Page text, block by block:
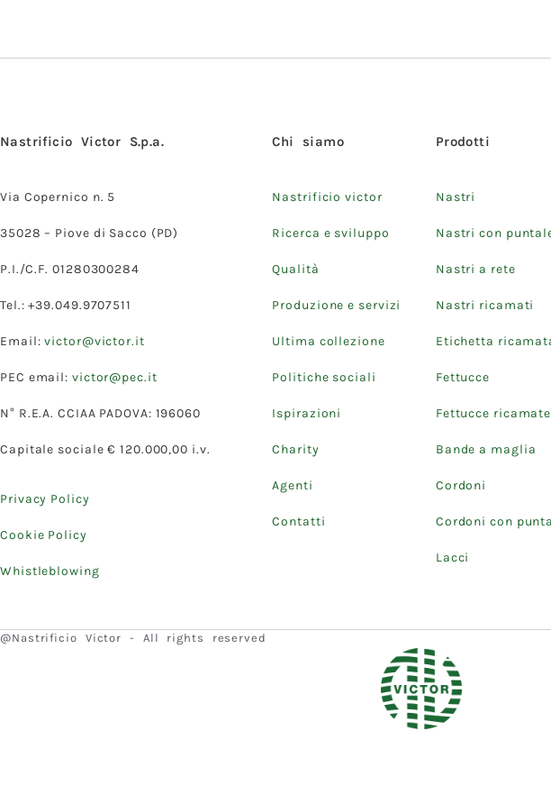
Nastrificio Victor S.p.a.
Via Copernico n. 5
35028 – Piove di Sacco (PD)
P.I./C.F. 01280300284
Tel.: +39.049.9707511
Email:victor@victor.it
PEC email: victor@pec.it
N° R.E.A. CCIAA PADOVA: 196060
Capitale sociale € 120.000,00 i.v.
Privacy Policy
Cookie Policy
Whistleblowing
Chi siamo
Nastrificio victor
Ricerca e sviluppo
Qualità
Produzione e servizi
Ultima collezione
Politiche sociali
Ispirazioni
Charity
Agenti
Contatti
Prodotti
Nastri
Nastri con
Nastri a rete
Nastri ricamati
Etichetta
Fettucce
Fettucce ricamate
Bande a maglia
Cordoni
Cordoni con
Lacci
@Nastrificio Victor - All rights reserved